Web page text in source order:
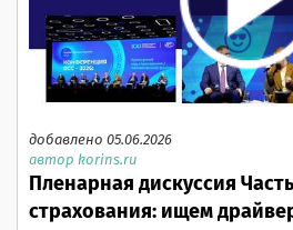
добавлено 05.06.2026
автор korins.ru
Пленарная дискуссия
страхования: ищем